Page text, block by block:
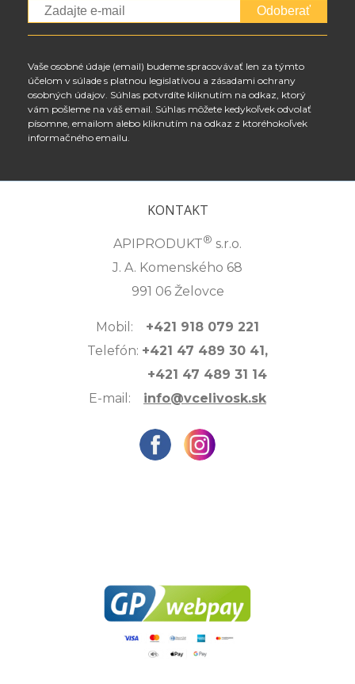
Odoberať
Vaše osobné údaje (email) budeme spracovávať len za týmto
účelom v súlade s platnou legislatívou a zásadami ochrany
osobných údajov. Súhlas potvrdíte kliknutím na odkaz, ktorý
vám pošleme na váš email. Súhlas môžete kedykoľvek odvolať
písomne, emailom alebo kliknutím na odkaz z ktoréhokoľvek
informačného emailu.
KONTAKT
APIPRODUKT® s.r.o.
J. A. Komenského 68
991 06 Želovce
Mobil: +421 918 079 221
Telefón: +421 47 489 30 41,
+421 47 489 31 14
E-mail: info@vcelivosk.sk